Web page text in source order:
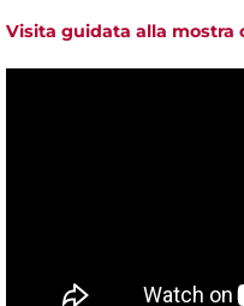
Visita guidata alla mostra